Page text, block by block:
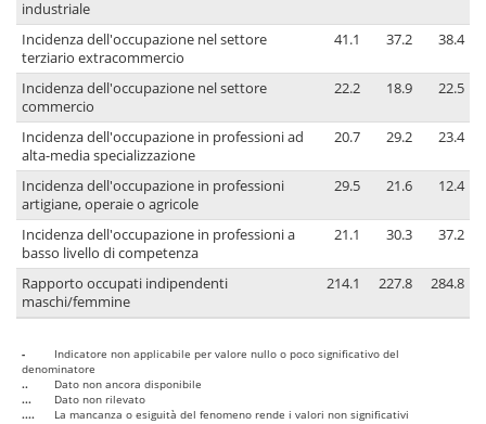
industriale
Incidenza dell'occupazione nel settore
terziario extracommercio
41.1 37.2 38.4
Incidenza dell'occupazione nel settore
commercio
22.2 18.9 22.5
Incidenza dell'occupazione in professioni ad
alta-media specializzazione
20.7 29.2 23.4
Incidenza dell'occupazione in professioni
artigiane, operaie o agricole
29.5 21.6 12.4
Incidenza dell'occupazione in professioni a
basso livello di competenza
21.1 30.3 37.2
Rapporto occupati indipendenti
maschi/femmine
214.1 227.8 284.8
-
Indicatore non applicabile per valore nullo o poco significativo del
denominatore
..
Dato non ancora disponibile
...
Dato non rilevato
....
La mancanza o esiguità del fenomeno rende i valori non significativi